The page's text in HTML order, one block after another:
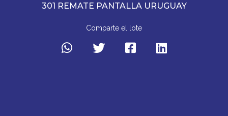
301 REMATE PANTALLA URUGUAY
Comparte el lote